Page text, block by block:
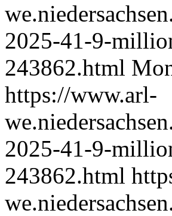
2025-41-9-
243862.html
https://www.arl-
2025-41-9-
243862.html